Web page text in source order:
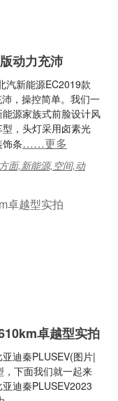
动力充沛
汽新能源EC2019款
，操控简单。我们一
源家族式前脸设计风
，头灯采用卤素光
条……更多
面,新能源,空间,动
卓越型实拍
迪秦PLUSEV(图片|
下面我们就一起来
迪秦PLUSEV2023